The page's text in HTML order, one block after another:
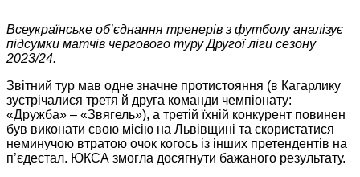
Всеукраїнське об’єднання тренерів з футболу аналізує
підсумки матчів чергового туру Другої ліги сезону
2023/24.
Звітний тур мав одне значне протистояння (в Кагарлику
зустрічалися третя й друга команди чемпіонату:
«Дружба» – «Звягель»), а третій їхній конкурент повинен
був виконати свою місію на Львівщині та скористатися
неминучою втратою очок когось із інших претендентів на
п’єдестал. ЮКСА змогла досягнути бажаного результату.